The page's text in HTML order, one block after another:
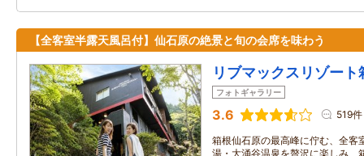
【全客室半露天風呂付】仙石原の絶景と旬の会席を味わう
リブマックスリゾート
フォトギャラリー
3.6 519件
箱根仙石原の最高峰に佇む、全客
湯・大涌谷温泉を贅沢に楽しみ、